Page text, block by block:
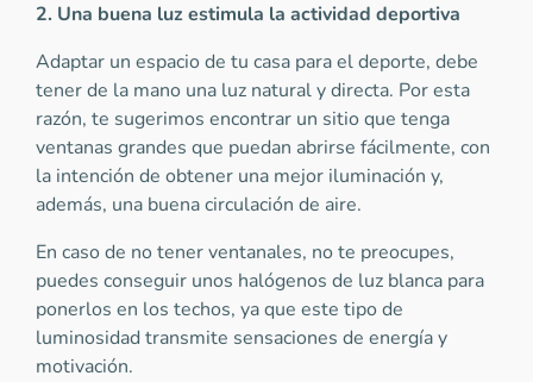
2. Una buena luz estimula la actividad deportiva
Adaptar un espacio de tu casa para el deporte, debe
tener de la mano una luz natural y directa. Por esta
razón, te sugerimos encontrar un sitio que tenga
ventanas grandes que puedan abrirse fácilmente, con
la intención de obtener una mejor iluminación y,
además, una buena circulación de aire.
En caso de no tener ventanales, no te preocupes,
puedes conseguir unos halógenos de luz blanca para
ponerlos en los techos, ya que este tipo de
luminosidad transmite sensaciones de energía y
motivación.